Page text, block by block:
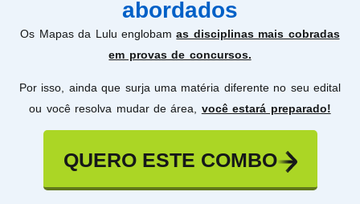
abordados
Os Mapas da Lulu englobamas disciplinas mais cobradas
em provas de concursos.
Por isso, ainda que surja uma matéria diferente no seu edital
ou você resolva mudar de área, você estará preparado!
QUERO ESTE COMBO